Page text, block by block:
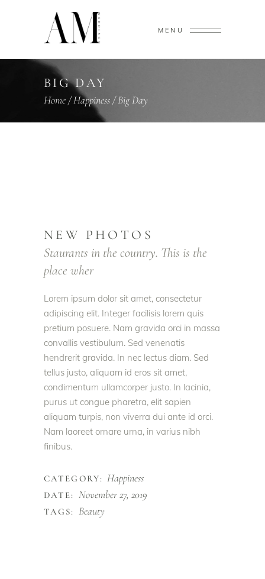
MENU
BIG DAY
Home/Happiness/Big Day
NEW PHOTOS
Staurants in the country. This is the
place wher
Lorem ipsum dolor sit amet, consectetur
adipiscing elit. Integer facilisis lorem quis
pretium posuere. Nam gravida orci in massa
convallis vestibulum. Sed venenatis
hendrerit gravida. In nec lectus diam. Sed
tellus justo, aliquam id eros sit amet,
condimentum ullamcorper justo. In lacinia,
purus ut congue pharetra, elit sapien
aliquam turpis, non viverra dui ante id orci.
Nam laoreet ornare urna, in varius nibh
finibus.
CATEGORY: Happiness
DATE: November 27, 2019
TAGS: Beauty